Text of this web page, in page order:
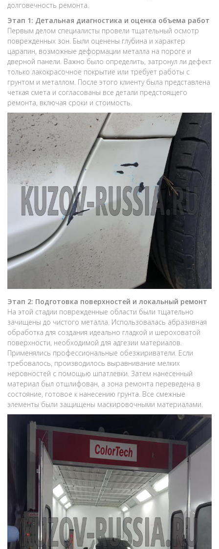
долговечность ремонта.
Этап 1: Детальная диагностика и оценка объема работ
Первым делом специалисты провели тщательный осмотр
поврежденных зон. Были оценены глубина и характер
царапин, возможные деформации металла на пороге и
дверной панели. Важно было определить, затронул ли дефект
только лакокрасочное покрытие или требует работы с
грунтом и металлом. После этого клиенту была представлена
четкая смета и согласованы все детали предстоящего
ремонта, включая сроки и стоимость.
Этап 2: Подготовка поверхностей и локальный ремонт
На этой стадии поврежденные области были тщательно
зачищены до чистого металла. Использовалась абразивная
обработка для создания идеально гладкой и шероховатой
поверхности, необходимой для адгезии материалов.
Применялись профессиональные обезжириватели. Если
требовалось, производилось выравнивание мелких
неровностей с помощью шпатлевки. Затем нанесенный
материал был отшлифован, а зона ремонта переведена в
состояние, готовое к нанесению грунта. Все смежные
элементы были защищены маскировочными материалами.